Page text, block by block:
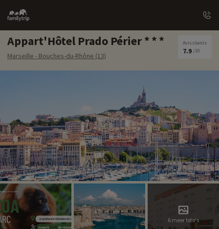
Family
trip
Appart'Hôtel Prado Périer
Marseille - Bouches-du-Rhône (13)
Avis clients
7.9 /10
6 meer foto's